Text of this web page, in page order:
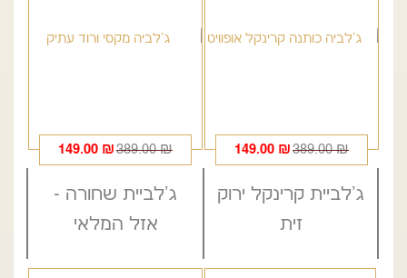
389.00₪
המחיר
המקורי
היה:
149.00 ₪
המחיר
הנוכחי
הוא:
389.00₪
המחיר
המקורי
היה:
389.00 ₪.
149.00 ₪
המחיר
הנוכחי
הוא:
149.00 ₪.
ג'לביית קרינקל ירוק
זית
ג'לביית שחורה -
אזל המלאי